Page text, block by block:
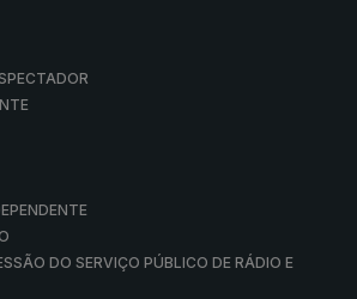
DO SERVIÇO PÚBLICO DE RÁDIO E